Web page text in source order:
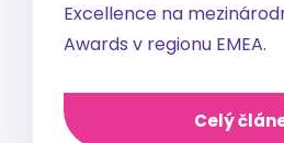
Excellence na
Awards v regionu EMEA.
Celý